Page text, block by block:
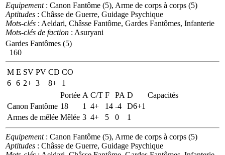
Equipement: Canon Fantôme (5), Arme de corps à corps (5)
Aptitudes : Châsse de Guerre, Guidage Psychique
Mots-clés : Aeldari, Châsse Fantôme, Gardes Fantômes, Infanterie
Mots-clés de faction : Asuryani
Gardes Fantômes (5)
160
M E SV PV CD CO
6 6 2+ 3 8+
1
Portée A C/T F PA D
Capacités
Canon Fantôme 18 1 4+ 14 -4
D6+1
Armes de mêlée Mêlée 3 4+ 5 0 1
Equipement: Canon Fantôme (5), Arme de corps à corps (5)
Aptitudes : Châsse de Guerre, Guidage Psychique